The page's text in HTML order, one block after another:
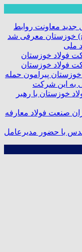
معاونت روابط
خوزستان معرفی شد
ملی
پیرامون حمله
به این شرکت
خوزستان با رهبر
صنعت فولاد معارفه
با حضور مدیرعامل